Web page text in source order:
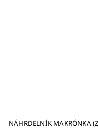
NÁHRDELNÍK MAKRÓNKA